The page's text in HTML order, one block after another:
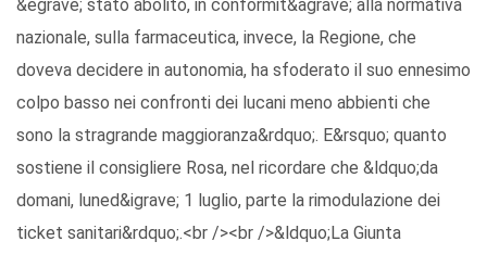
&egrave; stato abolito, in conformit&agrave; alla normativa
nazionale, sulla farmaceutica, invece, la Regione, che
doveva decidere in autonomia, ha sfoderato il suo ennesimo
colpo basso nei confronti dei lucani meno abbienti che
sono la stragrande maggioranza&rdquo;. E&rsquo; quanto
sostiene il consigliere Rosa, nel ricordare che &ldquo;da
domani, luned&igrave; 1 luglio, parte la rimodulazione dei
ticket sanitari&rdquo;.<br /><br />&ldquo;La Giunta